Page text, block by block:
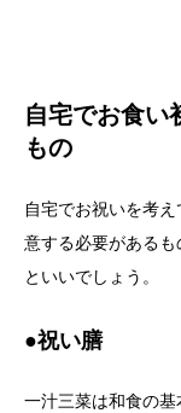
自宅でお食い
もの
自宅でお祝いを考
意する必要があるも
といいでしょう。
●祝い膳
一汁三菜は和食の